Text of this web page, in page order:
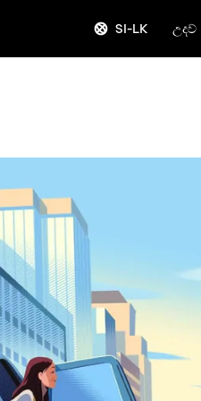
SI-LK උදව්